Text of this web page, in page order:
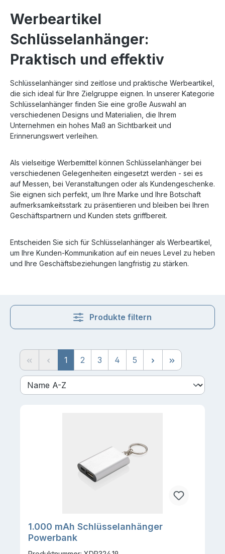
Werbeartikel
Schlüsselanhänger:
Praktisch und effektiv
Schlüsselanhänger sind zeitlose und praktische Werbeartikel,
die sich ideal für Ihre Zielgruppe eignen. In unserer Kategorie
Schlüsselanhänger finden Sie eine große Auswahl an
verschiedenen Designs und Materialien, die Ihrem
Unternehmen ein hohes Maß an Sichtbarkeit und
Erinnerungswert verleihen.
Als vielseitige Werbemittel können Schlüsselanhänger bei
verschiedenen Gelegenheiten eingesetzt werden - sei es
auf Messen, bei Veranstaltungen oder als Kundengeschenke.
Sie eignen sich perfekt, um Ihre Marke und Ihre Botschaft
aufmerksamkeitsstark zu präsentieren und bleiben bei Ihren
Geschäftspartnern und Kunden stets griffbereit.
Entscheiden Sie sich für Schlüsselanhänger als Werbeartikel,
um Ihre Kunden-Kommunikation auf ein neues Level zu heben
und Ihre Geschäftsbeziehungen langfristig zu stärken.
Produkte filtern
Seite
1 Seite
2 Seite
3 Seite
4 Seite
5
1.000 mAh Schlüsselanhänger
Powerbank